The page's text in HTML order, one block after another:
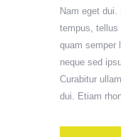
Nam eget
tempus, tellus
quam semper
neque sed
Curabitur
dui. Etiam